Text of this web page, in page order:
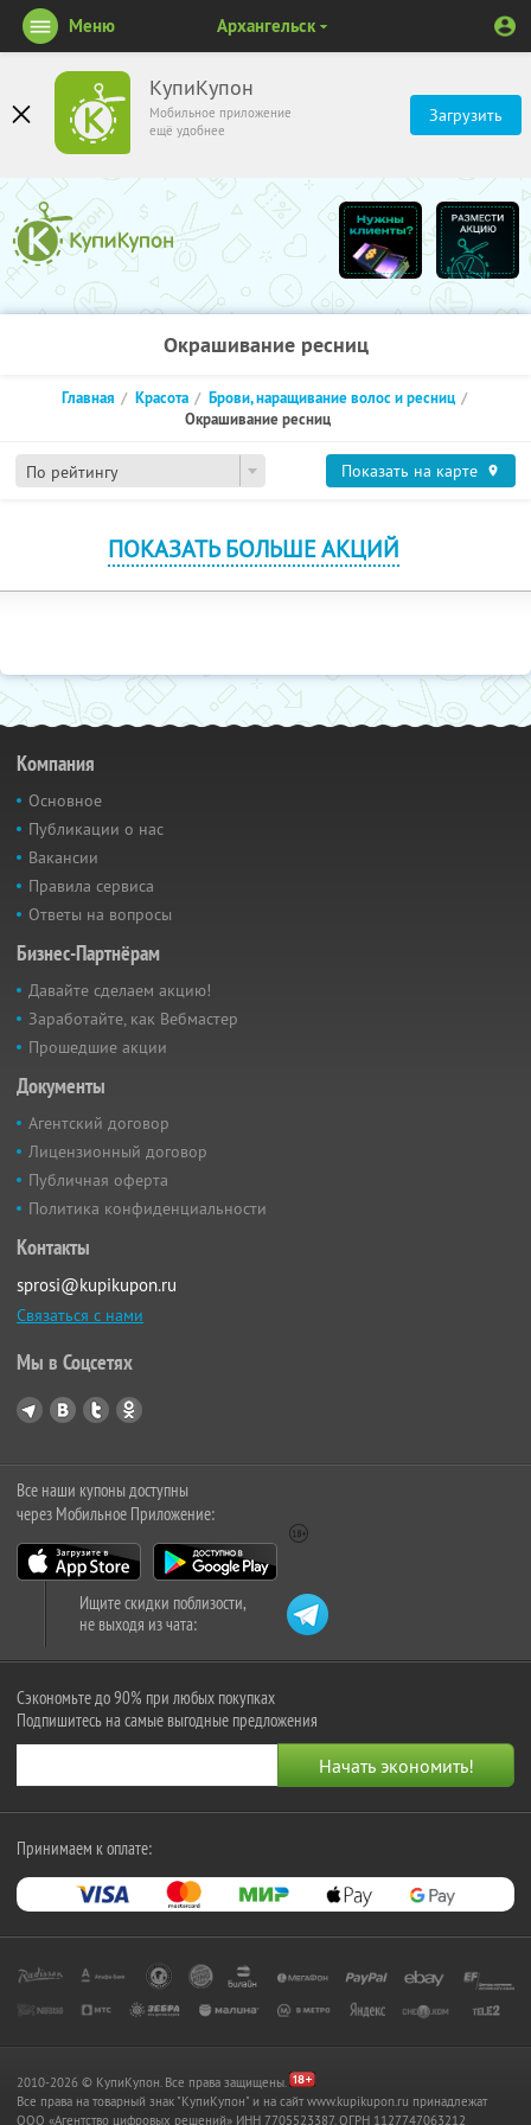
КупиКупон
Мобильное приложение
ещё удобнее
Загрузить
Меню Архангельск
Окрашивание ресниц
По рейтингу
Главная Красота
Брови, наращивание волос и ресниц
Окрашивание ресниц
Показать на карте
ПОКАЗАТЬ БОЛЬШЕ АКЦИЙ
Компания
Основное
Публикации о нас
Вакансии
Правила сервиса
Ответы на вопросы
Бизнес-Партнёрам
Давайте сделаем акцию!
Заработайте, как Вебмастер
Прошедшие акции
Документы
Агентский договор
Лицензионный договор
Публичная оферта
Политика конфиденциальности
Контакты
sprosi@kupikupon.ru
Связаться с нами
Мы в Соцсетях
Все наши купоны доступны
через Мобильное Приложение:
Ищите скидки поблизости,
не выходя из чата:
Сэкономьте до 90% при любых покупках
Подпишитесь на самые выгодные предложения
Принимаем к оплате:
2010-2026 © КупиКупон. Все права защищены.
Все права на товарный знак "КупиКупон" и на сайт www.kupikupon.ru принадлежат
OOO «Агентство цифровых решений» ИНН 7705523387, ОГРН 1127747063212